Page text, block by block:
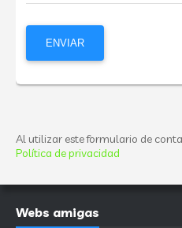
Al utilizar este formulario de
Política de privacidad
Webs amigas